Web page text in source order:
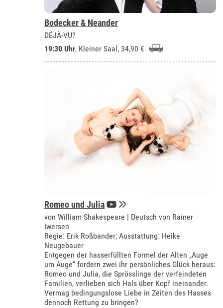
Bodecker & Neander
DÉJÀ-VU?
19:30 Uhr, Kleiner Saal, 34,90 €
Romeo und Julia
von William Shakespeare | Deutsch von Rainer
Iwersen
Regie: Erik Roßbander; Ausstattung: Heike
Neugebauer
Entgegen der hasserfüllten Formel der Alten „Auge
um Auge“ fordern zwei ihr persönliches Glück heraus:
Romeo und Julia, die Sprösslinge der verfeindeten
Familien, verlieben sich Hals über Kopf ineinander.
Vermag bedingungslose Liebe in Zeiten des Hasses
dennoch Rettung zu bringen?